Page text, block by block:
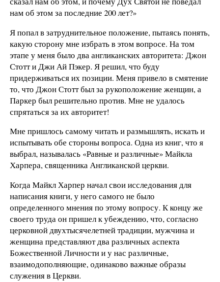
нам об этом за последние 200 лет?»
Я попал в затруднительное положение, пытаясь понять,
какую сторону мне избрать в этом вопросе. На том
этапе у меня было два англиканских авторитета: Джон
Стотт и Джи Ай Пэкер. Я решил, что буду
придерживаться их позиции. Меня привело в смятение
то, что Джон Стотт был за рукоположение женщин, а
Паркер был решительно против. Мне не удалось
спрятаться за их авторитет!
Мне пришлось самому читать и размышлять, искать и
испытывать обе стороны вопроса. Одна из книг, что я
выбрал, называлась «Равные и различные» Майкла
Харпера, священника Англиканской церкви.
Когда Майкл Харпер начал свои исследования для
написания книги, у него самого не было
определенного мнения по этому вопросу. К концу же
своего труда он пришел к убеждению, что, согласно
церковной двухтысячелетней традиции, мужчина и
женщина представляют два различных аспекта
Божественной Личности и у нас различные,
взаимодополняющие, одинаково важные образы
служения в Церкви.